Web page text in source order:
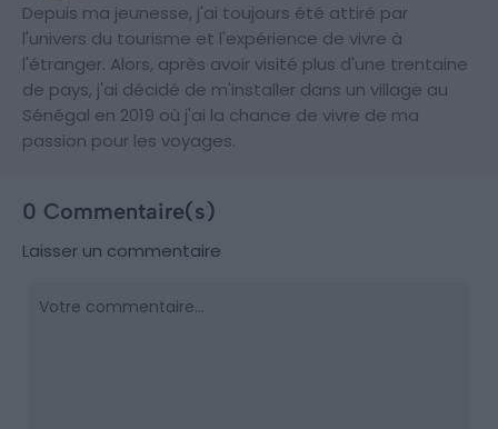
Depuis ma jeunesse, j'ai toujours été attiré par
l'univers du tourisme et l'expérience de vivre à
l'étranger. Alors, après avoir visité plus d'une trentaine
de pays, j'ai décidé de m'installer dans un village au
Sénégal en 2019 où j'ai la chance de vivre de ma
passion pour les voyages.
0 Commentaire(s)
Laisser un commentaire